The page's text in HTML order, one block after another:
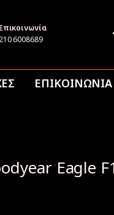
Επικοινωνία
210 6008689
ΕΠΙΚΟΙΝΩΝΙΑ
Eagle